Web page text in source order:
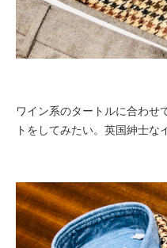
ワイン系のタートルに合わせ
トをしてみたい。英国紳士な